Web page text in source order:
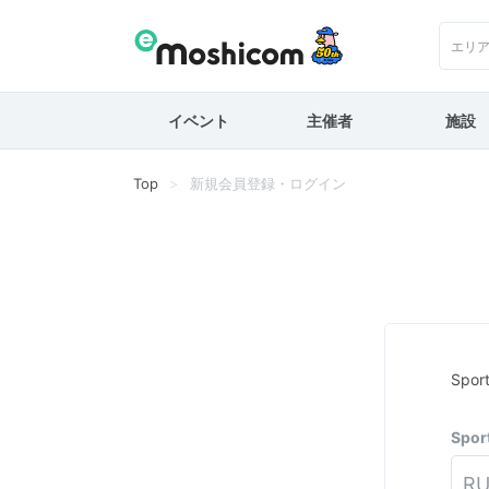
エリ
イベント 主催者 施設
Top 新規会員登録・ログイン